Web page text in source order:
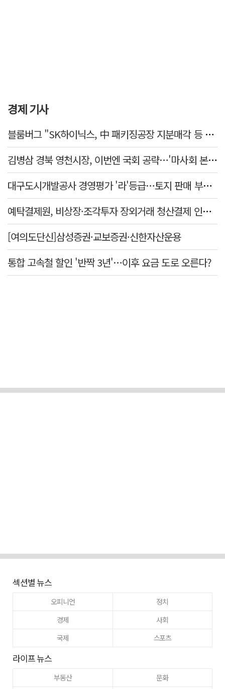
경제 기사
블룸버그 "SK하이닉스, 中 패키징공장 지분매각 등 검토"
김병삼 경북 영천시장, 이번엔 국회 공략…'마사회 본사 이전·광역교통망 확충' 요청
대구도시개발공사 경영평가 '라'등급…토지 판매 부진에 1년 만에 두 단계 '뚝'
예탁결제원, 비상장·조각투자 장외거래 청산결제 인프라 구축 착수…연내 가동
[여의도단신]삼성증권·교보증권·신한자산운용
통합 고속철 할인 '반짝 3년'…이후 요금 도로 오른다?
섹션별 뉴스
오피니언
정치
경제
사회
국제
스포츠
라이프 뉴스
부동산 문화